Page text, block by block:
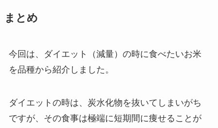
まとめ
今回は、ダイエット（減量）の時に食べたいお米
を品種から紹介しました。
ダイエットの時は、炭水化物を抜いてしまいがち
ですが、その食事は極端に短期間に痩せることが